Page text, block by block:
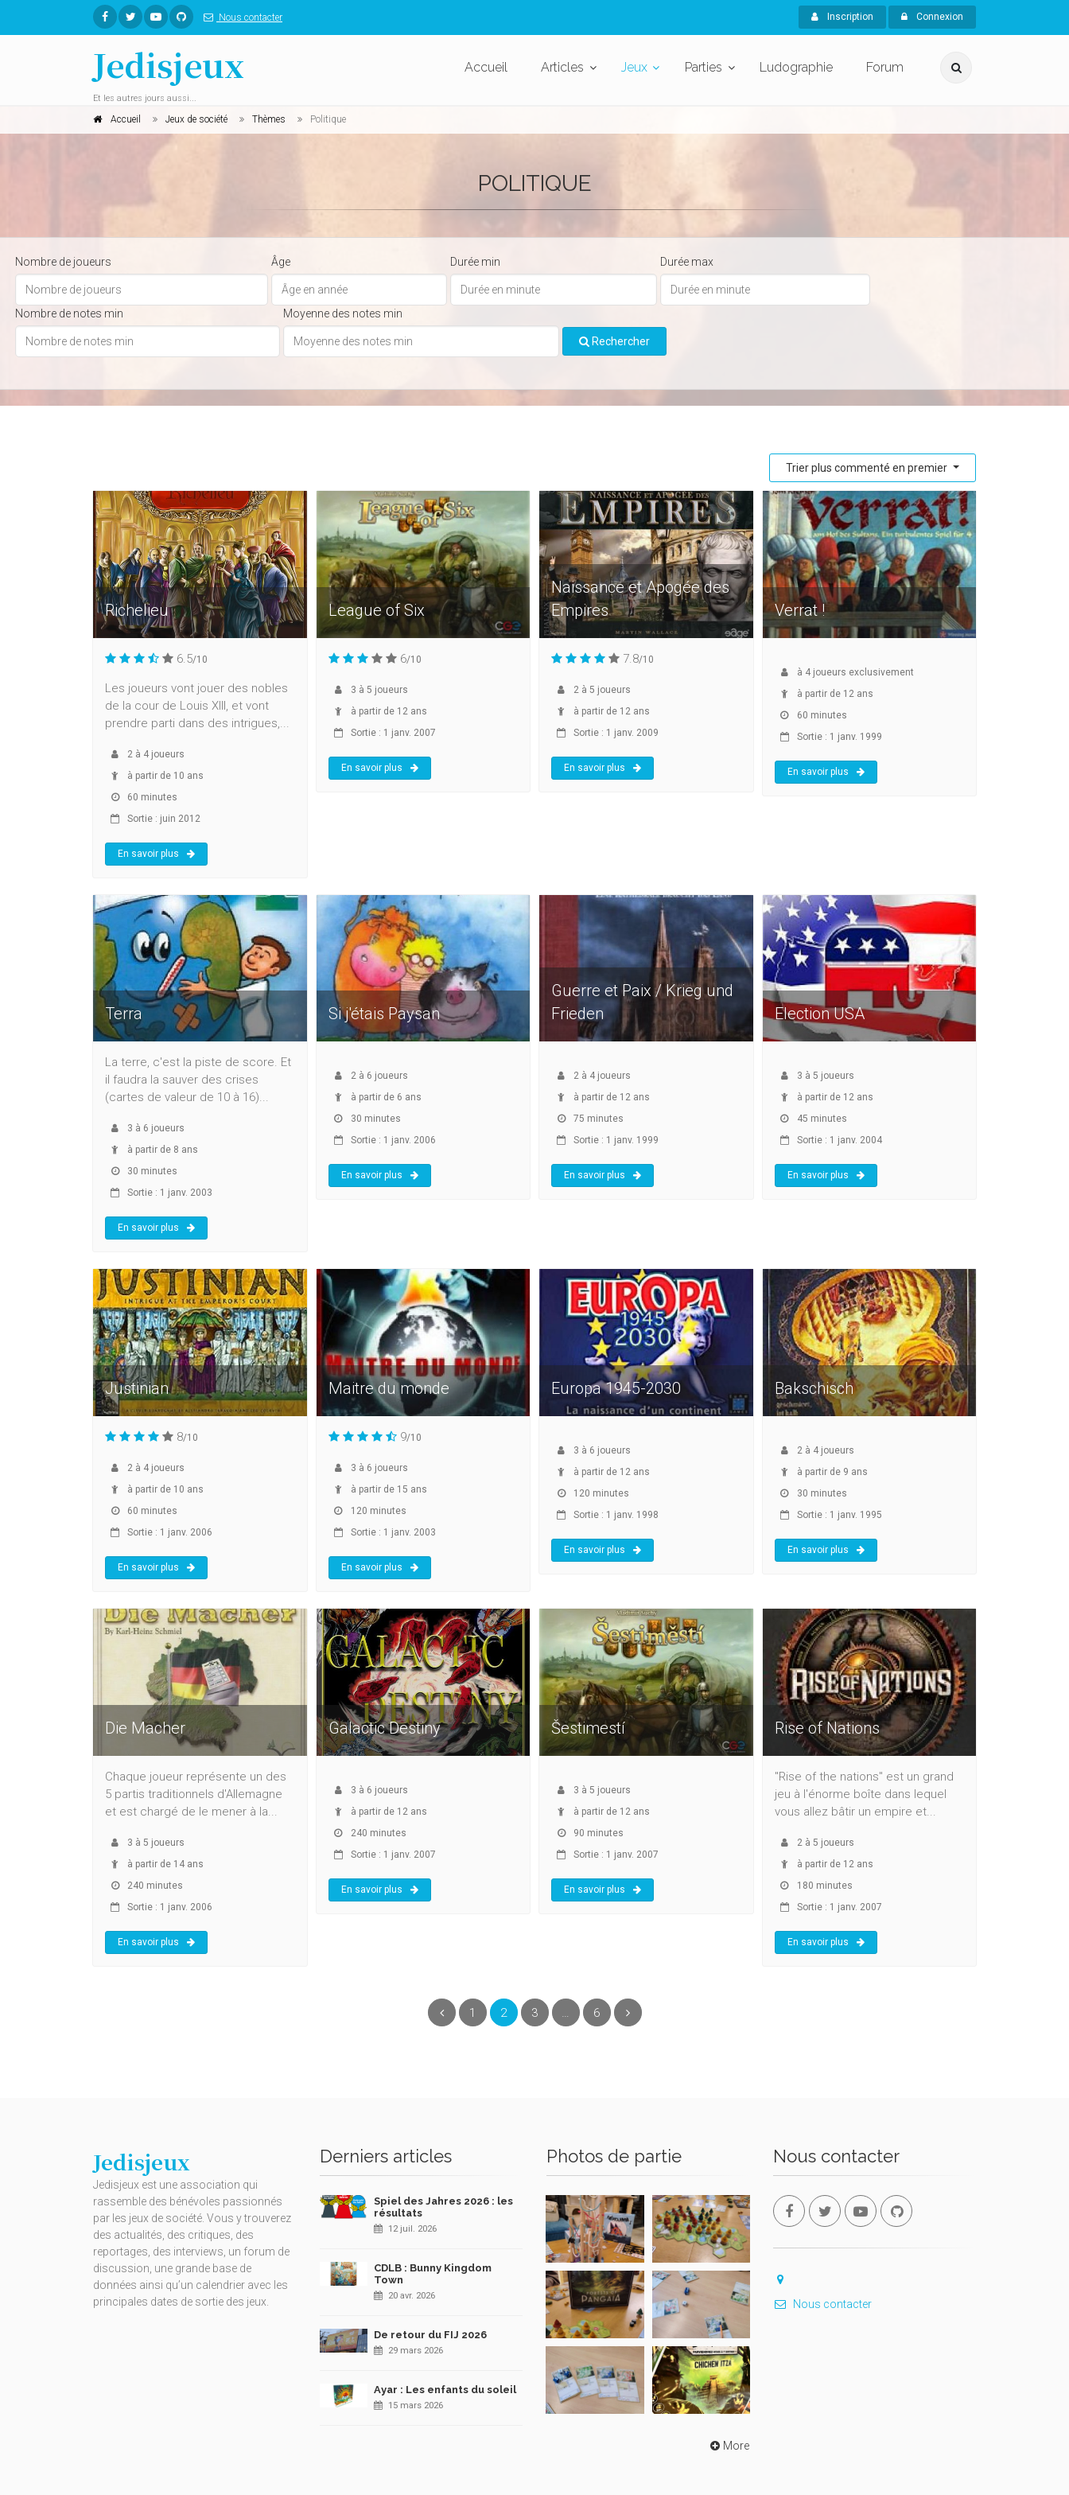
Nous contacter Inscription Connexion
Jedisjeux
Et les autres jours aussi...
Accueil Articles Jeux Parties Ludographie Forum
Accueil Jeux de société Thèmes Politique
POLITIQUE
Nombre de joueurs Âge Durée min Durée max
Nombre de notes min Moyenne des notes min
Rechercher
Trier plus commenté en premier
Richelieu
6.5/10
Les joueurs vont jouer des nobles
de la cour de Louis XIII, et vont
prendre parti dans des intrigues,...
2 à 4 joueurs
à partir de 10 ans
60 minutes
Sortie : juin 2012
En savoir plus
League of Six
6/10
3 à 5 joueurs
à partir de 12 ans
Sortie : 1 janv. 2007
En savoir plus
Naissance et Apogée des
Empires
7.8/10
2 à 5 joueurs
à partir de 12 ans
Sortie : 1 janv. 2009
En savoir plus
Verrat !
à 4joueurs exclusivement
à partir de 12 ans
60 minutes
Sortie : 1 janv. 1999
En savoir plus
Terra
La terre, c'est la piste de score. Et
il faudra la sauver des crises
(cartes de valeur de 10 à 16)...
3 à 6 joueurs
à partir de 8 ans
30 minutes
Sortie : 1 janv. 2003
En savoir plus
Si j'étais Paysan
2à 6 joueurs
à partir de 6 ans
30 minutes
Sortie : 1 janv. 2006
En savoir plus
Guerre et Paix / Krieg und
Frieden
2 à 4 joueurs
à partir de 12 ans
75 minutes
Sortie : 1 janv. 1999
En savoir plus
Election USA
3 à 5 joueurs
à partir de 12 ans
45 minutes
Sortie : 1 janv. 2004
En savoir plus
Justinian
8/10
2 à 4 joueurs
à partir de 10 ans
60 minutes
Sortie : 1 janv. 2006
En savoir plus
Maitre du monde
9/10
3 à 6 joueurs
à partir de 15 ans
120 minutes
Sortie : 1 janv. 2003
En savoir plus
Europa 1945-2030
3 à 6 joueurs
à partir de 12 ans
120 minutes
Sortie : 1 janv. 1998
En savoir plus
Bakschisch
2à 4joueurs
à partir de 9 ans
30 minutes
Sortie : 1 janv. 1995
En savoir plus
Die Macher
Chaque joueur représente un des
5 partis traditionnels d'Allemagne
et est chargé de le mener à la...
3 à 5 joueurs
à partir de 14 ans
240 minutes
Sortie : 1 janv. 2006
En savoir plus
Galactic Destiny
3 à 6 joueurs
à partir de 12 ans
240 minutes
Sortie : 1 janv. 2007
En savoir plus
Šestimestí
3 à 5 joueurs
à partir de 12 ans
90 minutes
Sortie : 1 janv. 2007
En savoir plus
Rise of Nations
"Rise of the nations" est un grand
jeu à l'énorme boîte dans lequel
vous allez bâtir un empire et...
2à 5 joueurs
à partir de 12 ans
180 minutes
Sortie : 1 janv. 2007
En savoir plus
Précédent
1 2(current)
3 … 6 Suivant
Jedisjeux
Jedisjeux est une association qui
rassemble des bénévoles passionnés
par les jeux de société. Vous y trouverez
des actualités, des critiques, des
reportages, des interviews, un forum de
discussion, une grande base de
données ainsi qu’un calendrier avec les
principales dates de sortie des jeux.
Derniers articles
Spiel des Jahres 2026 : les
résultats
12 juil. 2026
CDLB : Bunny Kingdom
Town
20 avr. 2026
De retour du FIJ 2026
29 mars 2026
Ayar : Les enfants du soleil
15 mars 2026
Photos de partie
More
Nous contacter
Nous contacter